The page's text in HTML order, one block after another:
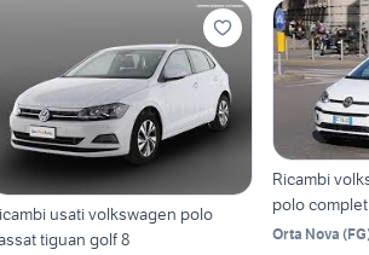
usati volkswagen polo
tiguan golf 8
Ricambi
polo
Orta Nova (FG